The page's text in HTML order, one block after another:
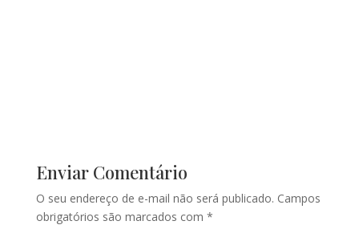
Enviar Comentário
O seu endereço de e-mail não será publicado. Campos
obrigatórios são marcados com *